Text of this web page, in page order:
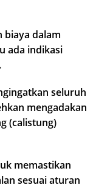
biaya dalam
ada indikasi
seluruh
mengadakan
(calistung)
memastikan
sesuai aturan